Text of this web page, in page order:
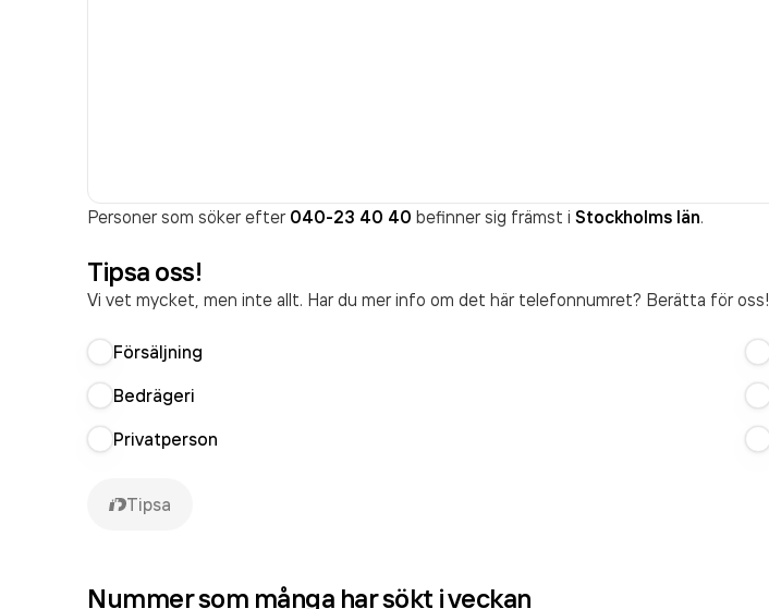
Personer som söker efter 040-23 40 40 befinner sig främst i Stockholms län.
Tipsa oss!
Vi vet mycket, men inte allt. Har du mer info om det här telefonnumret? Berätta för oss!
Försäljning
Bedrägeri
Privatperson
Tipsa
Nummer som många har sökt i veckan